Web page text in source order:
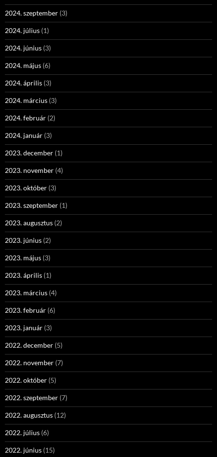
2024. szeptember (3)
2024. július (1)
2024. június (3)
2024. május (6)
2024. április (3)
2024. március (3)
2024. február (2)
2024. január (3)
2023. december (1)
2023. november (4)
2023. október (3)
2023. szeptember (1)
2023. augusztus (2)
2023. június (2)
2023. május (3)
2023. április (1)
2023. március (4)
2023. február (6)
2023. január (3)
2022. december (5)
2022. november (7)
2022. október (5)
2022. szeptember (7)
2022. augusztus (12)
2022. július (6)
2022. június (15)